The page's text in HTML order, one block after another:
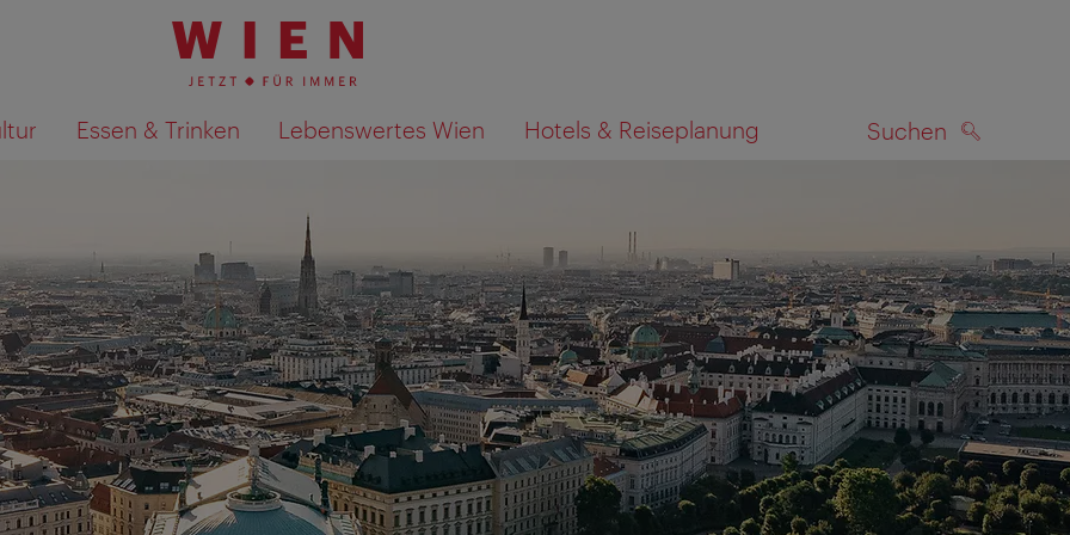
Essen & Trinken Lebenswertes Wien Hotels & Reiseplanung Suchen